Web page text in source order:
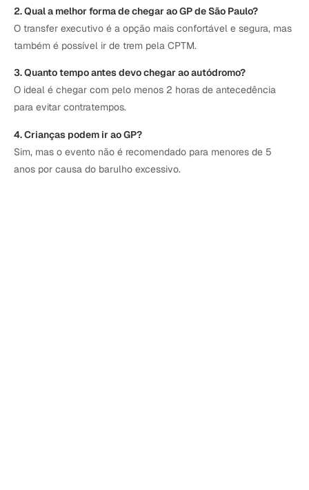
2. Qual a melhor forma de chegar ao GP de São Paulo?
O transfer executivo é a opção mais confortável e segura, mas
também é possível ir de trem pela CPTM.
3. Quanto tempo antes devo chegar ao autódromo?
O ideal é chegar com pelo menos 2 horas de antecedência
para evitar contratempos.
4. Crianças podem ir ao GP?
Sim, mas o evento não é recomendado para menores de 5
anos por causa do barulho excessivo.